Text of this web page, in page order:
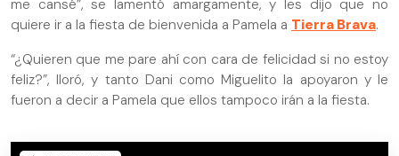
me cansé”, se lamentó amargamente, y les dijo que no
quiere ir a la fiesta de bienvenida a Pamela a Tierra Brava.
“¿Quieren que me pare ahí con cara de felicidad si no estoy
feliz?”, lloró, y tanto Dani como Miguelito la apoyaron y le
fueron a decir a Pamela que ellos tampoco irán a la fiesta.